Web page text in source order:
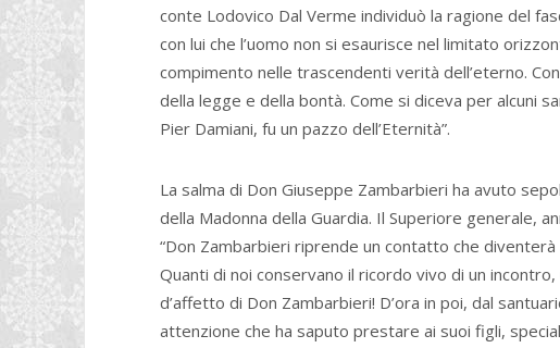
conte Lodovico Dal Verme individuò la ragione del
con lui che l’uomo non si esaurisce nel limitato
compimento nelle trascendenti verità dell’eterno.
della legge e della bontà. Come si diceva per alcuni
Pier Damiani, fu un pazzo dell’Eternità”.
La salma di Don Giuseppe Zambarbieri ha avuto
della Madonna della Guardia. Il Superiore generale,
“Don Zambarbieri riprende un contatto che
Quanti di noi conservano il ricordo vivo di un
d’affetto di Don Zambarbieri! D’ora in poi, dal
attenzione che ha saputo prestare ai suoi figli,